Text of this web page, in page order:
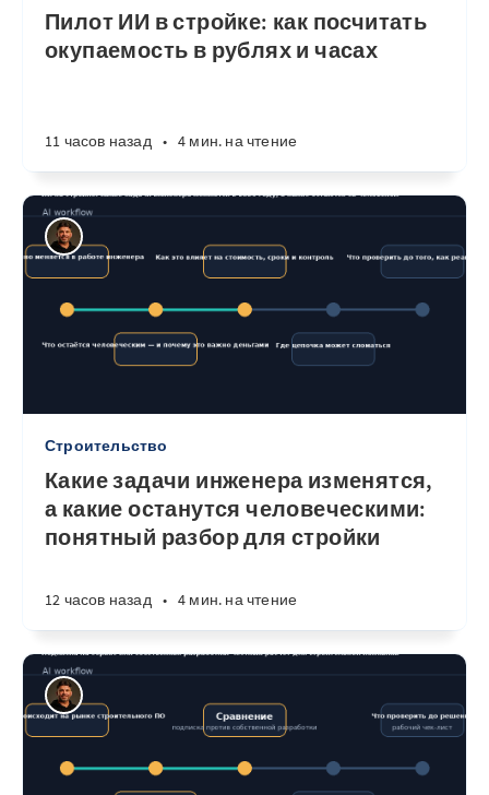
Пилот ИИ в стройке: как посчитать
окупаемость в рублях и часах
11 часов назад • 4 мин. на чтение
Строительство
Какие задачи инженера изменятся,
а какие останутся человеческими:
понятный разбор для стройки
12 часов назад • 4 мин. на чтение